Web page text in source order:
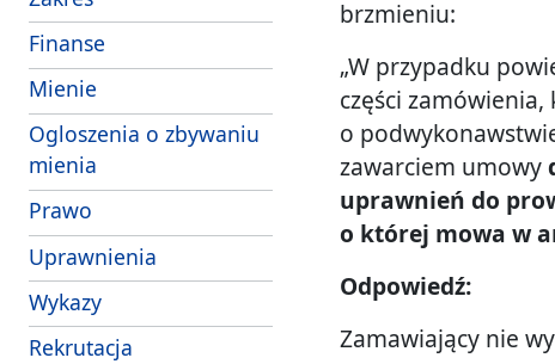
Finanse
Mienie - struktura wlasnosciowa i majatek SM Szczecin
Ogloszenia o zbywaniu
mienia
Prawo
Uprawnienia
Wykazy
Rekrutacja
brzmieniu:
„W przypadku
części
o
zawarciem umowy
uprawnień do
o której mowa w
Odpowiedź:
Zamawiający nie